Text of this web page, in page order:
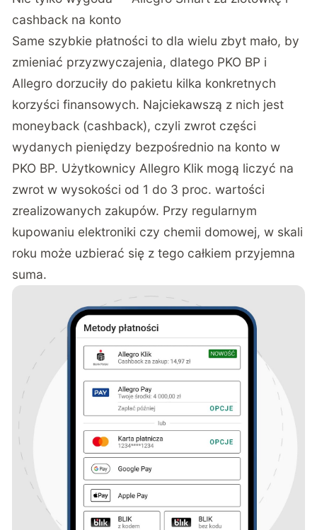
cashback na konto
Same szybkie płatności to dla wielu zbyt mało, by
zmieniać przyzwyczajenia, dlatego PKO BP i
Allegro dorzuciły do pakietu kilka konkretnych
korzyści finansowych. Najciekawszą z nich jest
moneyback (cashback), czyli zwrot części
wydanych pieniędzy bezpośrednio na konto w
PKO BP. Użytkownicy Allegro Klik mogą liczyć na
zwrot w wysokości od 1 do 3 proc. wartości
zrealizowanych zakupów. Przy regularnym
kupowaniu elektroniki czy chemii domowej, w skali
roku może uzbierać się z tego całkiem przyjemna
suma.